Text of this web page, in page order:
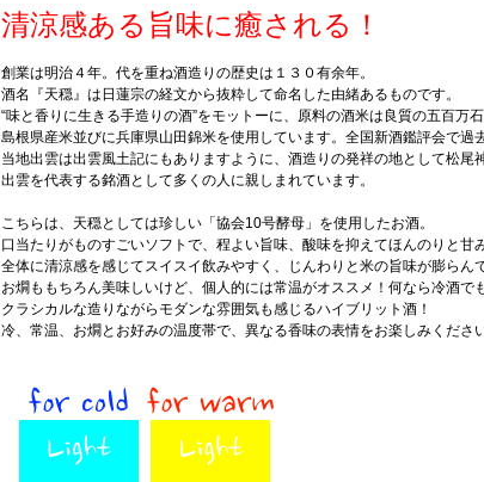
清涼感ある旨味に癒される！
創業は明治４年。代を重ね酒造りの歴史は１３０有余年。
酒名『天穏』は日蓮宗の経文から抜粋して命名した由緒あるものです。
“味と香りに生きる手造りの酒”をモットーに、原料の酒米は良質の五百万
島根県産米並びに兵庫県山田錦米を使用しています。全国新酒鑑評会で過
当地出雲は出雲風土記にもありますように、酒造りの発祥の地として松尾
出雲を代表する銘酒として多くの人に親しまれています。
こちらは、天穏としては珍しい「協会10号酵母」を使用したお酒。
口当たりがものすごいソフトで、程よい旨味、酸味を抑えてほんのりと甘
全体に清涼感を感じてスイスイ飲みやすく、じんわりと米の旨味が膨らん
お燗ももちろん美味しいけど、個人的には常温がオススメ！何なら冷酒で
クラシカルな造りながらモダンな雰囲気も感じるハイブリット酒！
冷、常温、お燗とお好みの温度帯で、異なる香味の表情をお楽しみください